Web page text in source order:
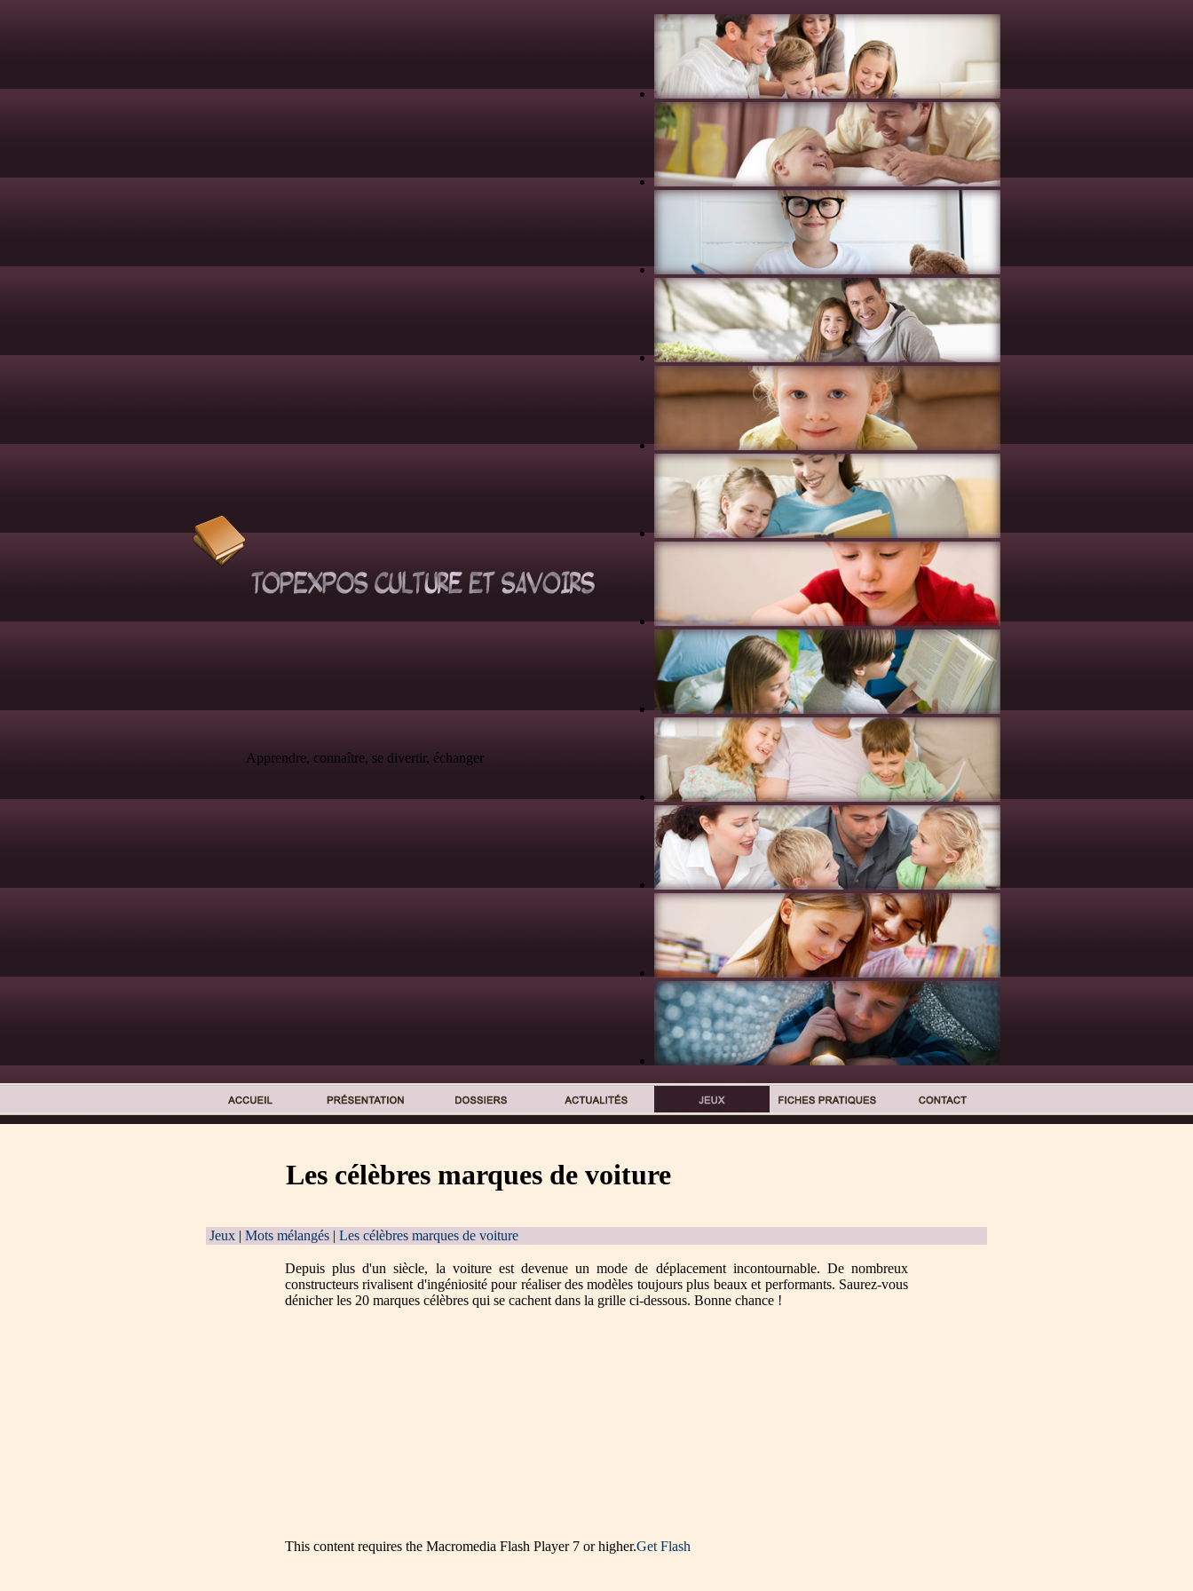
Apprendre, connaître, se divertir, échanger
Les célèbres marques de voiture
Jeux | Mots mélangés | Les célèbres marques de voiture
Depuis plus d'un siècle, la voiture est devenue un mode de déplacement incontournable. De nombreux
constructeurs rivalisent d'ingéniosité pour réaliser des modèles toujours plus beaux et performants. Saurez-vous
dénicher les 20 marques célèbres qui se cachent dans la grille ci-dessous. Bonne chance !
This content requires the Macromedia Flash Player 7 or higher.Get Flash